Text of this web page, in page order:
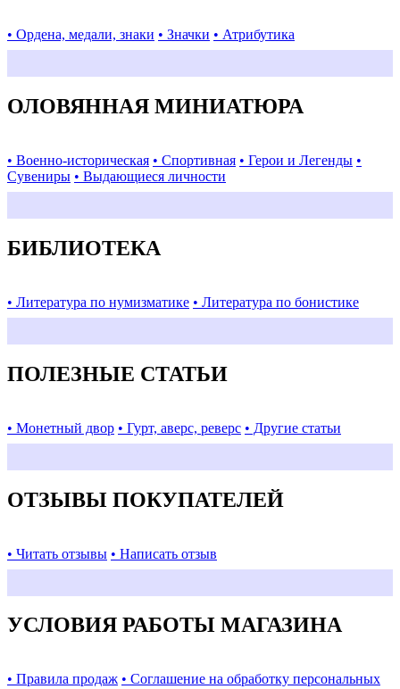
• Ордена, медали, знаки • Значки • Атрибутика
ОЛОВЯННАЯ МИНИАТЮРА
• Военно-историческая • Спортивная • Герои и Легенды •
Сувениры • Выдающиеся личности
БИБЛИОТЕКА
• Литература по нумизматике • Литература по бонистике
ПОЛЕЗНЫЕ СТАТЬИ
• Монетный двор • Гурт, аверс, реверс • Другие статьи
ОТЗЫВЫ ПОКУПАТЕЛЕЙ
• Читать отзывы • Написать отзыв
УСЛОВИЯ РАБОТЫ МАГАЗИНА
• Правила продаж • Соглашение на обработку персональных